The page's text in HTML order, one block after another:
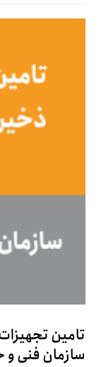
تامین
سازمان فنی و